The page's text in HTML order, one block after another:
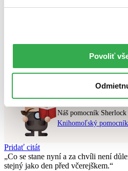
Povoliť
vyhovujúci
Skúste prosím zmeniť vyhľadávaný
Chcete poradiť
Náš pomocník
Knihomoľský pomocník
Pridať citát
Co se stane nyní a za chvíli není
stejný jako den před včerejškem.